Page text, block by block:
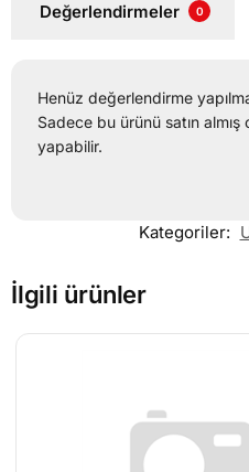
Değerlendirmeler 0
Henüz değerlendirme
Sadece bu ürünü satın
yapabilir.
Kategoriler:
İlgili ürünler